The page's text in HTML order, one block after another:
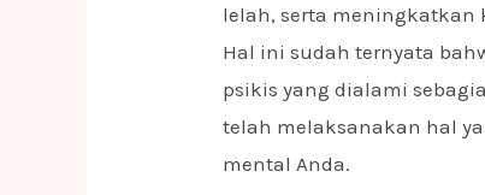
lelah, serta meningkatkan
Hal ini sudah ternyata
psikis yang dialami
telah melaksanakan hal
mental Anda.